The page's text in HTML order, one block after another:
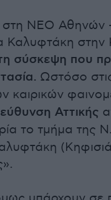
στη ΝΕΟ Αθηνών
Καλυφτάκη στην
σύσκεψη που
Ωστόσο
καιρικών
Αττικής
το τμήμα της